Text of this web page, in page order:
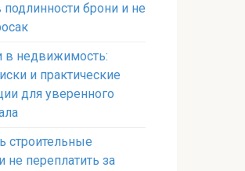
подлинности брони и не
в недвижимость:
и практические
для уверенного
строительные
не переплатить за